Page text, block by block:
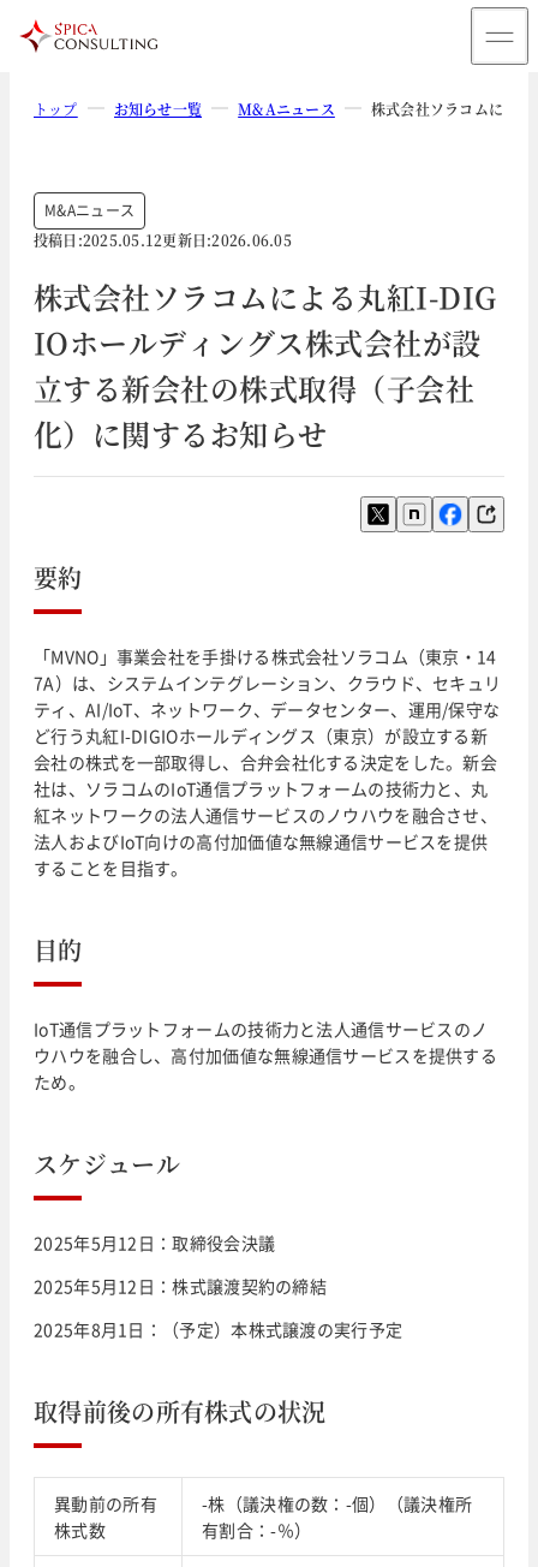
トップ お知らせ一覧 M&Aニュース 株式会社ソラコムによ
M&Aニュース
投稿日:2025.05.12更新日:2026.06.05
株式会社ソラコムによる丸紅I-DIG
IOホールディングス株式会社が設
立する新会社の株式取得（子会社
化）に関するお知らせ
要約
「MVNO」事業会社を手掛ける株式会社ソラコム（東京・14
7A）は、システムインテグレーション、クラウド、セキュリ
ティ、AI/IoT、ネットワーク、データセンター、運用/保守な
ど行う丸紅I-DIGIOホールディングス（東京）が設立する新
会社の株式を一部取得し、合弁会社化する決定をした。新会
社は、ソラコムのIoT通信プラットフォームの技術力と、丸
紅ネットワークの法人通信サービスのノウハウを融合させ、
法人およびIoT向けの高付加価値な無線通信サービスを提供
することを目指す。
目的
IoT通信プラットフォームの技術力と法人通信サービスのノ
ウハウを融合し、高付加価値な無線通信サービスを提供する
ため。
スケジュール
2025年5月12日：取締役会決議
2025年5月12日：株式譲渡契約の締結
2025年8月1日：（予定）本株式譲渡の実行予定
取得前後の所有株式の状況
異動前の所有
株式数
-株（議決権の数：-個）（議決権所
有割合：-％）